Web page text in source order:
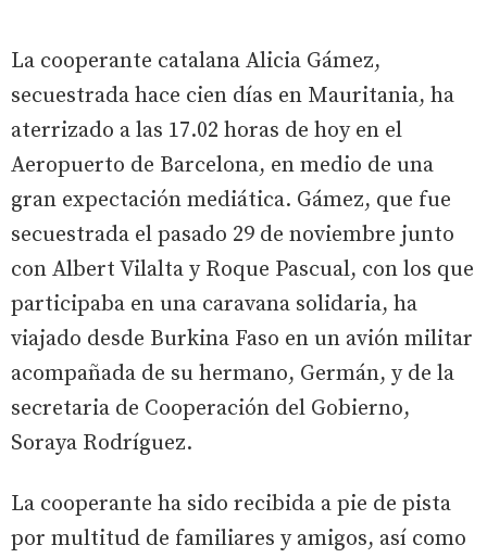
La cooperante catalana Alicia Gámez,
secuestrada hace cien días en Mauritania, ha
aterrizado a las 17.02 horas de hoy en el
Aeropuerto de Barcelona, en medio de una
gran expectación mediática. Gámez, que fue
secuestrada el pasado 29 de noviembre junto
con Albert Vilalta y Roque Pascual, con los que
participaba en una caravana solidaria, ha
viajado desde Burkina Faso en un avión militar
acompañada de su hermano, Germán, y de la
secretaria de Cooperación del Gobierno,
Soraya Rodríguez.
La cooperante ha sido recibida a pie de pista
por multitud de familiares y amigos, así como